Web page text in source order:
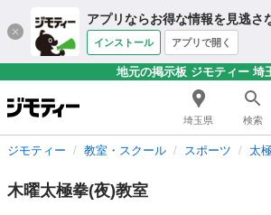
アプリならお得な情報を見逃さ
インストール アプリで開く
地元の掲示板 ジモティー 埼
埼玉県 検索
ジモティー 教室・スクール スポーツ 太
木曜太極拳(夜)教室